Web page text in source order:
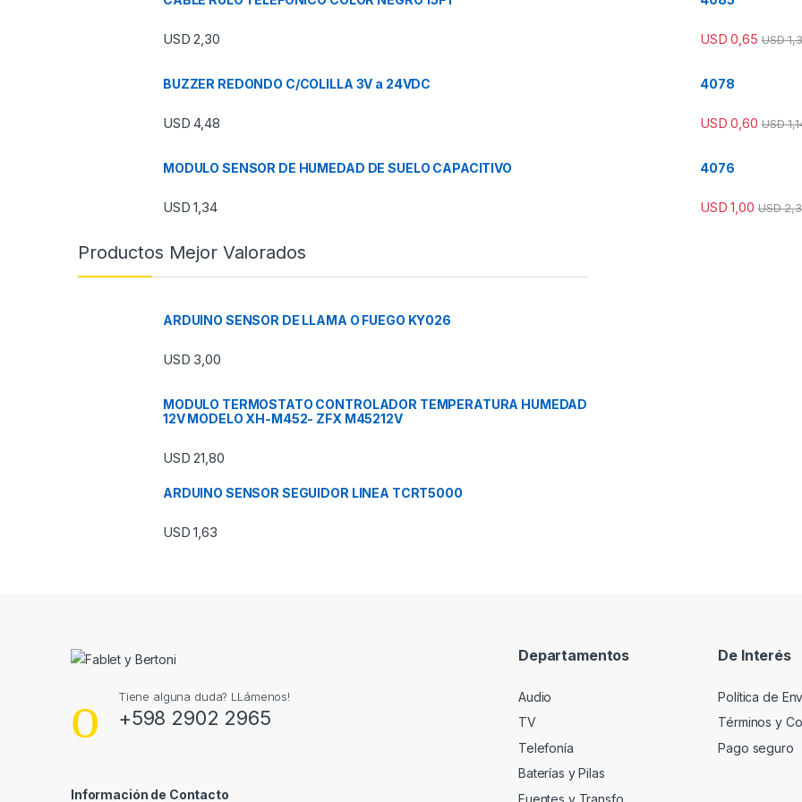
USD 2,30
BUZZER REDONDO C/COLILLA 3V a 24VDC
USD 4,48
MODULO SENSOR DE HUMEDAD DE SUELO CAPACITIVO
USD 1,34
USD 0,65 USD
4078
USD 0,60 USD
4076
USD 1,00 USD
Productos Mejor Valorados
ARDUINO SENSOR DE LLAMA O FUEGO KY026
USD 3,00
MODULO TERMOSTATO CONTROLADOR TEMPERATURA HUMEDAD
12V MODELO XH-M452- ZFX M45212V
USD 21,80
ARDUINO SENSOR SEGUIDOR LINEA TCRT5000
USD 1,63
Tiene alguna duda? LLámenos!
+598 2902 2965
Información de Contacto
Departamentos
Audio
TV
Telefonía
Baterías y Pilas
Fuentes y Transfo
De Interés
Política de
Términos y
Pago seguro